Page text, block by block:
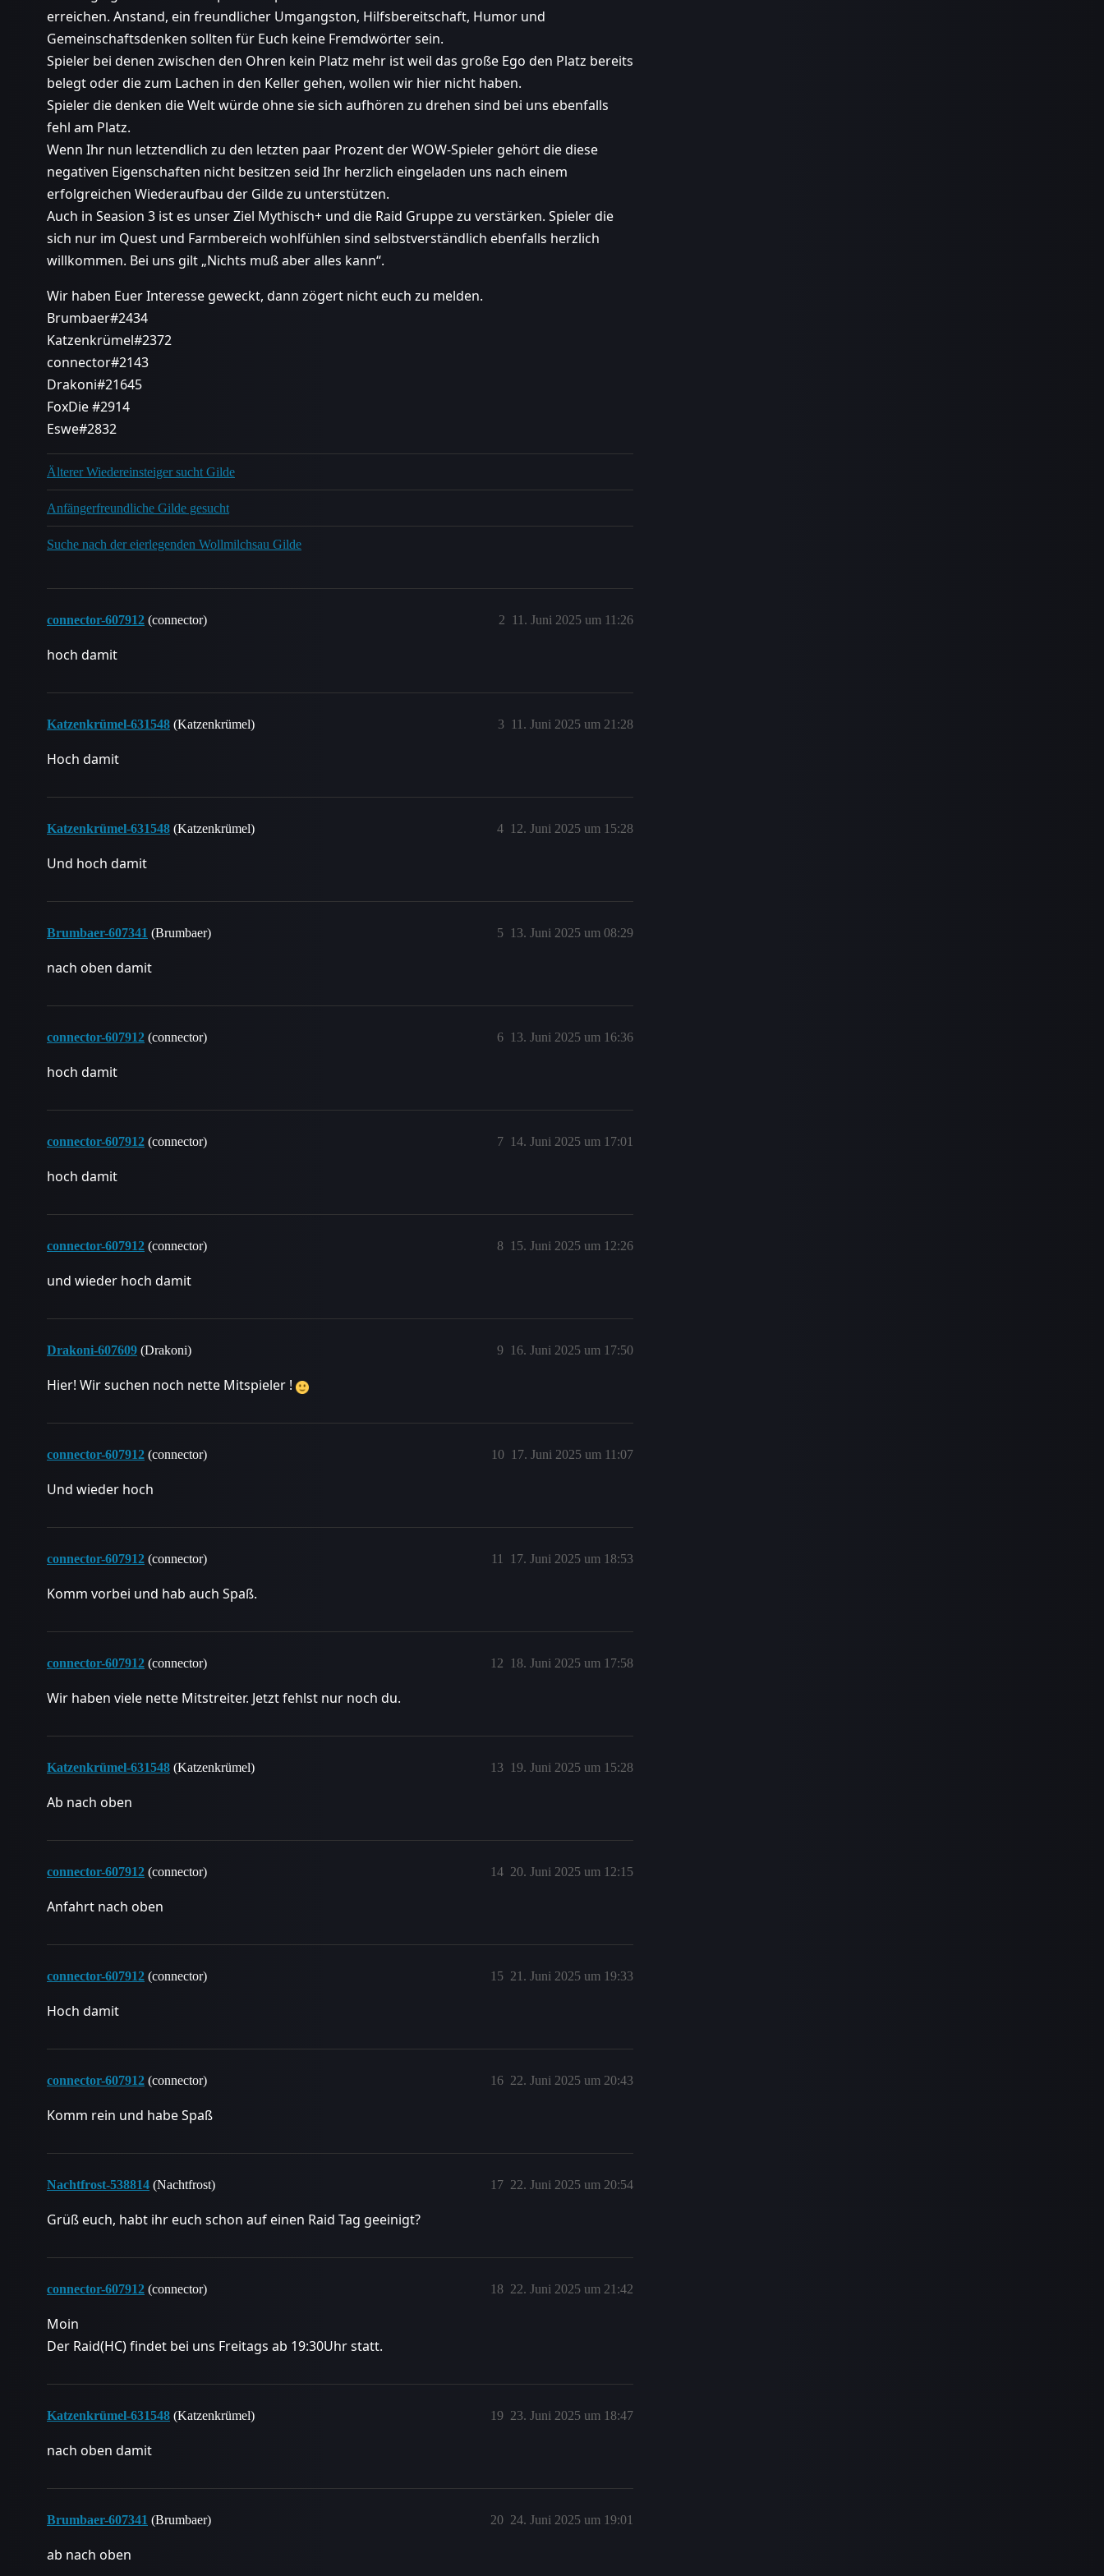
erreichen. Anstand, ein freundlicher Umgangston, Hilfsbereitschaft, Humor und
Gemeinschaftsdenken sollten für Euch keine Fremdwörter sein.
Spieler bei denen zwischen den Ohren kein Platz mehr ist weil das große Ego den Platz bereits
belegt oder die zum Lachen in den Keller gehen, wollen wir hier nicht haben.
Spieler die denken die Welt würde ohne sie sich aufhören zu drehen sind bei uns ebenfalls
fehl am Platz.
Wenn Ihr nun letztendlich zu den letzten paar Prozent der WOW-Spieler gehört die diese
negativen Eigenschaften nicht besitzen seid Ihr herzlich eingeladen uns nach einem
erfolgreichen Wiederaufbau der Gilde zu unterstützen.
Auch in Seasion 3 ist es unser Ziel Mythisch+ und die Raid Gruppe zu verstärken. Spieler die
sich nur im Quest und Farmbereich wohlfühlen sind selbstverständlich ebenfalls herzlich
willkommen. Bei uns gilt „Nichts muß aber alles kann“.
Wir haben Euer Interesse geweckt, dann zögert nicht euch zu melden.
Brumbaer#2434
Katzenkrümel#2372
connector#2143
Drakoni#21645
FoxDie#2914
Eswe#2832
Älterer Wiedereinsteiger sucht Gilde
Anfängerfreundliche Gilde gesucht
Suche nach der eierlegenden Wollmilchsau Gilde
connector-607912 (connector) 11. Juni 2025 um 11:26
2
hoch damit
Katzenkrümel-631548 (Katzenkrümel) 11. Juni 2025 um 21:28
3
Hoch damit
Katzenkrümel-631548 (Katzenkrümel) 12. Juni 2025 um 15:28
4
Und hoch damit
Brumbaer-607341 (Brumbaer) 13. Juni 2025 um 08:29
5
nach oben damit
connector-607912 (connector) 13. Juni 2025 um 16:36
6
hoch damit
connector-607912 (connector) 14. Juni 2025 um 17:01
7
hoch damit
connector-607912 (connector) 15. Juni 2025 um 12:26
8
und wieder hoch damit
Drakoni-607609 (Drakoni) 16. Juni 2025 um 17:50
9
Hier! Wir suchen noch nette Mitspieler !
connector-607912 (connector) 17. Juni 2025 um 11:07
10
Und wieder hoch
connector-607912 (connector) 17. Juni 2025 um 18:53
11
Komm vorbei und hab auch Spaß.
connector-607912 (connector) 18. Juni 2025 um 17:58
12
Wir haben viele nette Mitstreiter. Jetzt fehlst nur noch du.
Katzenkrümel-631548 (Katzenkrümel) 19. Juni 2025 um 15:28
13
Ab nach oben
connector-607912 (connector) 20. Juni 2025 um 12:15
14
Anfahrt nach oben
connector-607912 (connector) 21. Juni 2025 um 19:33
15
Hoch damit
connector-607912 (connector) 22. Juni 2025 um 20:43
16
Komm rein und habe Spaß
Nachtfrost-538814 (Nachtfrost) 22. Juni 2025 um 20:54
17
Grüß euch, habt ihr euch schon auf einen Raid Tag geeinigt?
connector-607912 (connector) 22. Juni 2025 um 21:42
18
Moin
Der Raid(HC) findet bei uns Freitags ab 19:30Uhr statt.
Katzenkrümel-631548 (Katzenkrümel) 23. Juni 2025 um 18:47
19
nach oben damit
Brumbaer-607341 (Brumbaer) 24. Juni 2025 um 19:01
20
ab nach oben